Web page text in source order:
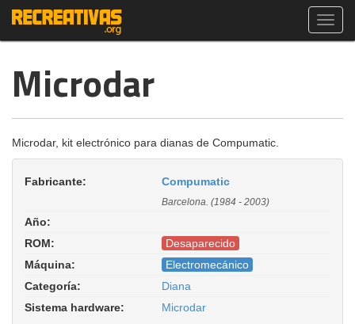
Microdar
Microdar, kit electrónico para dianas de Compumatic.
Fabricante: Compumatic
Barcelona. (1984 - 2003)
Año:
ROM:
Desaparecido
Máquina:
Electromecánico
Categoría:
Diana
Sistema hardware:
Microdar